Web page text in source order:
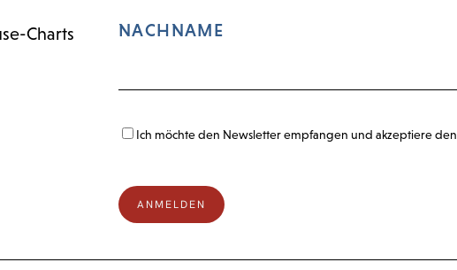
Charts
NACHNAME
Ich möchte den Newsletter empfangen und akzeptiere den